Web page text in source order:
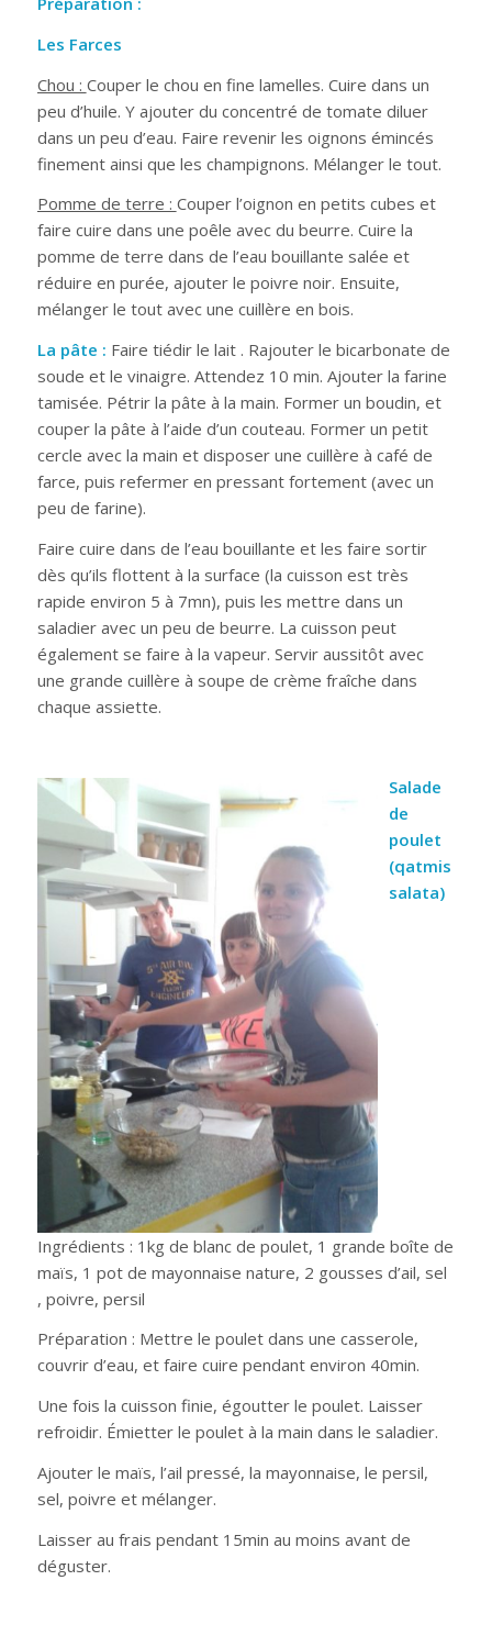
Les Farces
Chou : Couper le chou en fine lamelles. Cuire dans un
peu d’huile. Y ajouter du concentré de tomate diluer
dans un peu d’eau. Faire revenir les oignons émincés
finement ainsi que les champignons. Mélanger le tout.
Pomme de terre : Couper l’oignon en petits cubes et
faire cuire dans une poêle avec du beurre. Cuire la
pomme de terre dans de l’eau bouillante salée et
réduire en purée, ajouter le poivre noir. Ensuite,
mélanger le tout avec une cuillère en bois.
La pâte : Faire tiédir le lait . Rajouter le bicarbonate de
soude et le vinaigre. Attendez 10 min. Ajouter la farine
tamisée. Pétrir la pâte à la main. Former un boudin, et
couper la pâte à l’aide d’un couteau. Former un petit
cercle avec la main et disposer une cuillère à café de
farce, puis refermer en pressant fortement (avec un
peu de farine).
Faire cuire dans de l’eau bouillante et les faire sortir
dès qu’ils flottent à la surface (la cuisson est très
rapide environ 5 à 7mn), puis les mettre dans un
saladier avec un peu de beurre. La cuisson peut
également se faire à la vapeur. Servir aussitôt avec
une grande cuillère à soupe de crème fraîche dans
chaque assiette.
Salade
de
poulet
(qatmis
salata)
Ingrédients : 1kg de blanc de poulet, 1 grande boîte de
maïs, 1 pot de mayonnaise nature, 2 gousses d’ail, sel
, poivre, persil
Préparation : Mettre le poulet dans une casserole,
couvrir d’eau, et faire cuire pendant environ 40min.
Une fois la cuisson finie, égoutter le poulet. Laisser
refroidir. Émietter le poulet à la main dans le saladier.
Ajouter le maïs, l’ail pressé, la mayonnaise, le persil,
sel, poivre et mélanger.
Laisser au frais pendant 15min au moins avant de
déguster.